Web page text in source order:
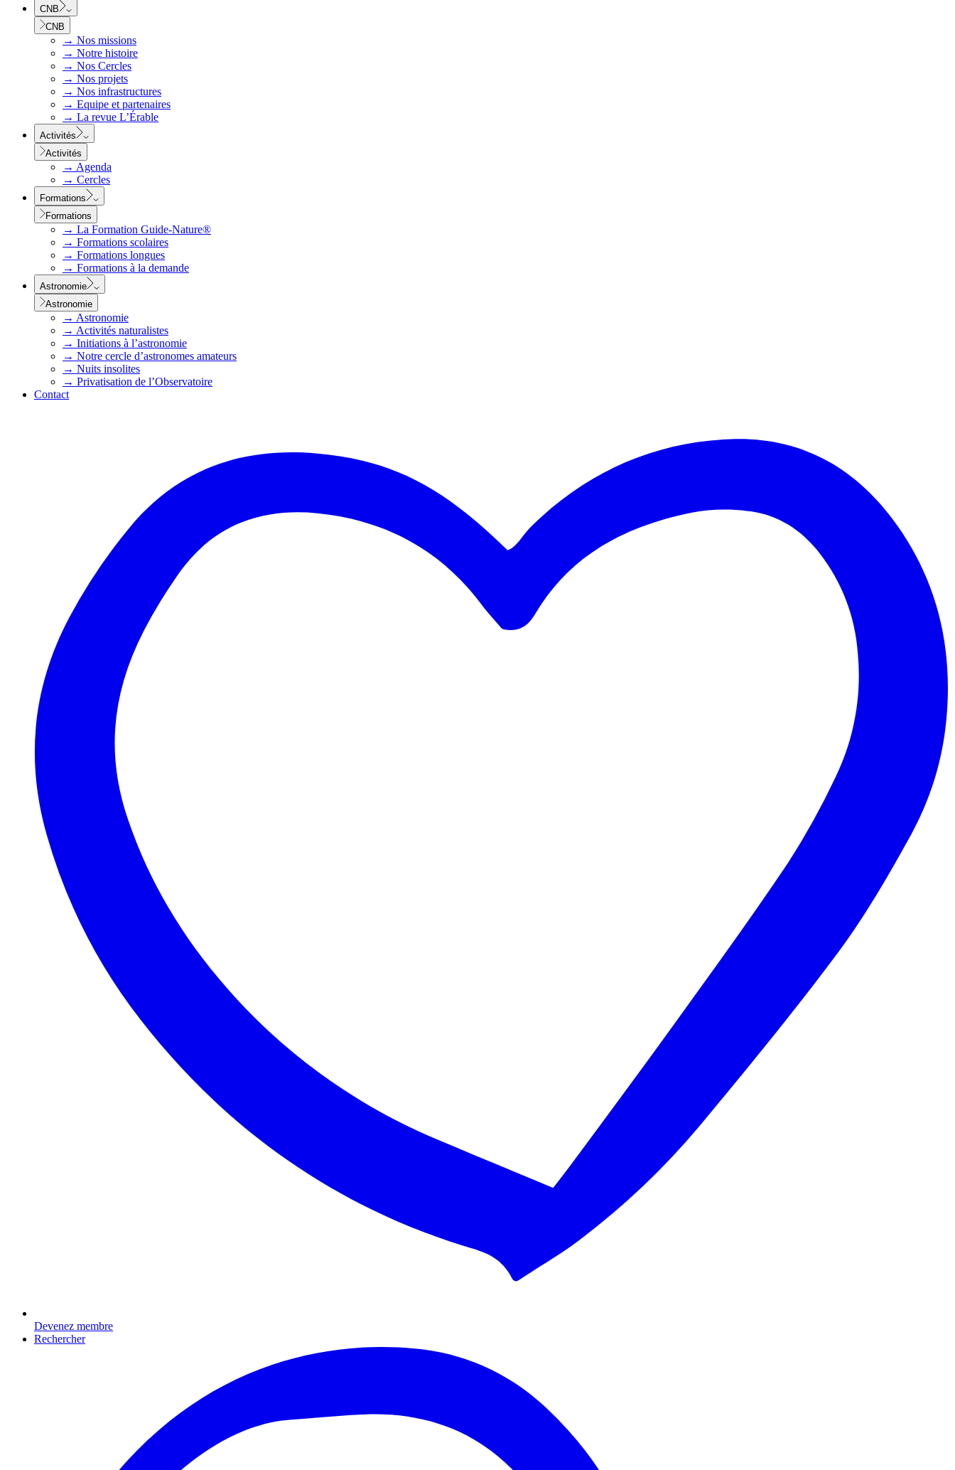
CNB
CNB
→ Nos missions
→ Notre histoire
→ Nos Cercles
→ Nos projets
→ Nos infrastructures
→ Equipe et partenaires
→ La revue L’Érable
Activités
Activités
→ Agenda
→ Cercles
Formations
Formations
→ La Formation Guide-Nature®
→ Formations scolaires
→ Formations longues
→ Formations à la demande
Astronomie
Astronomie
→ Astronomie
→ Activités naturalistes
→ Initiations à l’astronomie
→ Notre cercle d’astronomes amateurs
→ Nuits insolites
→ Privatisation de l’Observatoire
Contact
Devenez membre
Rechercher